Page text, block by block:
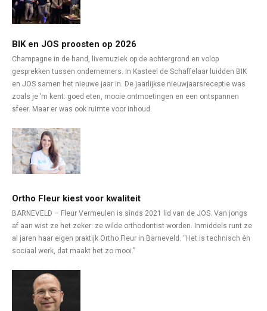
BIK en JOS proosten op 2026
Champagne in de hand, livemuziek op de achtergrond en volop
gesprekken tussen ondernemers. In Kasteel de Schaffelaar luidden BIK
en JOS samen het nieuwe jaar in. De jaarlijkse nieuwjaarsreceptie was
zoals je ’m kent: goed eten, mooie ontmoetingen en een ontspannen
sfeer. Maar er was ook ruimte voor inhoud.
Ortho Fleur kiest voor kwaliteit
BARNEVELD – Fleur Vermeulen is sinds 2021 lid van de JOS. Van jongs
af aan wist ze het zeker: ze wilde orthodontist worden. Inmiddels runt ze
al jaren haar eigen praktijk Ortho Fleur in Barneveld. “Het is technisch én
sociaal werk, dat maakt het zo mooi.”